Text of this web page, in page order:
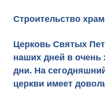
Строительство
Церковь Святых
наших дней в очень
дни. На
церкви имеет